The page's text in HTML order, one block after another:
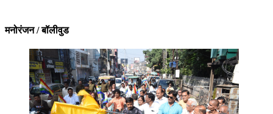
मनोरंजन / बॉलीवुड